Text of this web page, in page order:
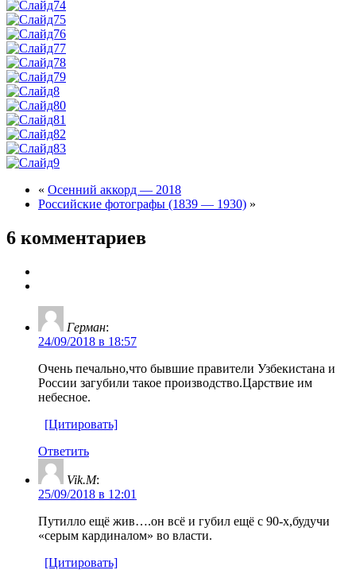
« Осенний аккорд — 2018
Российские фотографы (1839 — 1930) »
6 комментариев
Герман:
24/09/2018 в 18:57
Очень печально,что бывшие правители Узбекистана и
России загубили такое производство.Царствие им
небесное.
[Цитировать]
Ответить
Vik.M:
25/09/2018 в 12:01
Путилло ещё жив….он всё и губил ещё с 90-х,будучи
«серым кардиналом» во власти.
[Цитировать]